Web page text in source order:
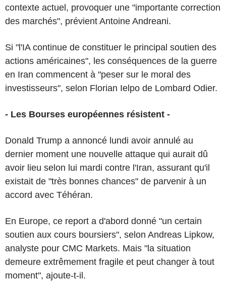
contexte actuel, provoquer une "importante correction
des marchés", prévient Antoine Andreani.
Si "l'IA continue de constituer le principal soutien des
actions américaines", les conséquences de la guerre
en Iran commencent à "peser sur le moral des
investisseurs", selon Florian Ielpo de Lombard Odier.
- Les Bourses européennes résistent -
Donald Trump a annoncé lundi avoir annulé au
dernier moment une nouvelle attaque qui aurait dû
avoir lieu selon lui mardi contre l'Iran, assurant qu'il
existait de "très bonnes chances" de parvenir à un
accord avec Téhéran.
En Europe, ce report a d'abord donné "un certain
soutien aux cours boursiers", selon Andreas Lipkow,
analyste pour CMC Markets. Mais "la situation
demeure extrêmement fragile et peut changer à tout
moment", ajoute-t-il.